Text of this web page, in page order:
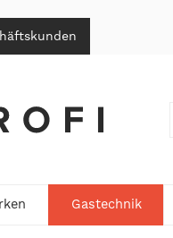
Gastechnik